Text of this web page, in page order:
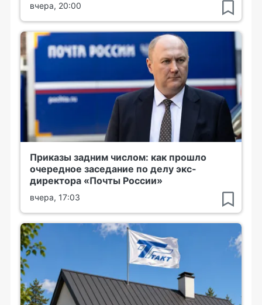
вчера, 20:00
Приказы задним числом: как прошло
очередное заседание по делу экс-
директора «Почты России»
вчера, 17:03